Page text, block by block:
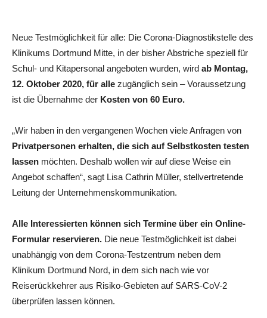
Neue Testmöglichkeit für alle: Die Corona-Diagnostikstelle des
Klinikums Dortmund Mitte, in der bisher Abstriche speziell für
Schul- und Kitapersonal angeboten wurden, wird ab Montag,
12. Oktober 2020, für alle zugänglich sein – Voraussetzung
ist die Übernahme der Kosten von 60 Euro.
„Wir haben in den vergangenen Wochen viele Anfragen von
Privatpersonen erhalten, die sich auf Selbstkosten testen
lassen möchten. Deshalb wollen wir auf diese Weise ein
Angebot schaffen“, sagt Lisa Cathrin Müller, stellvertretende
Leitung der Unternehmenskommunikation.
Alle Interessierten können sich Termine über ein Online-
Formular reservieren. Die neue Testmöglichkeit ist dabei
unabhängig von dem Corona-Testzentrum neben dem
Klinikum Dortmund Nord, in dem sich nach wie vor
Reiserückkehrer aus Risiko-Gebieten auf SARS-CoV-2
überprüfen lassen können.